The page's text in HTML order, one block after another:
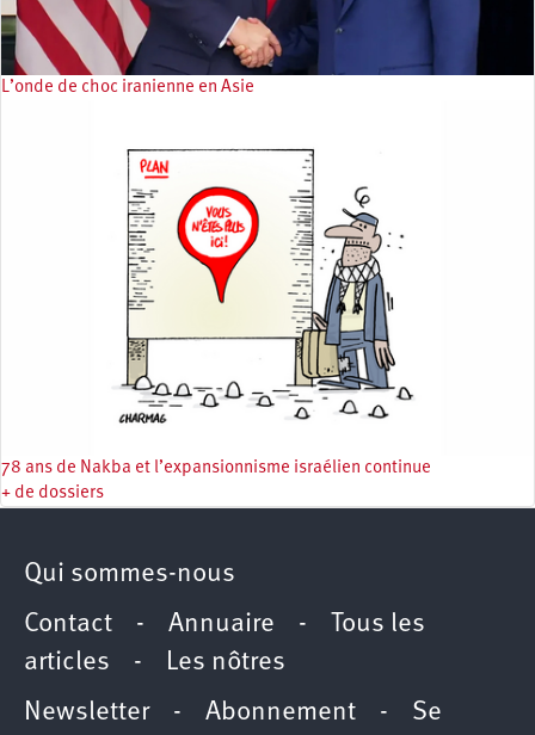
L’onde de choc iranienne en Asie
78 ans de Nakba et l’expansionnisme israélien continue
+ de dossiers
Qui sommes-nous
Contact - Annuaire -
Tous les
articles - Les nôtres
Newsletter- Abonnement - Se